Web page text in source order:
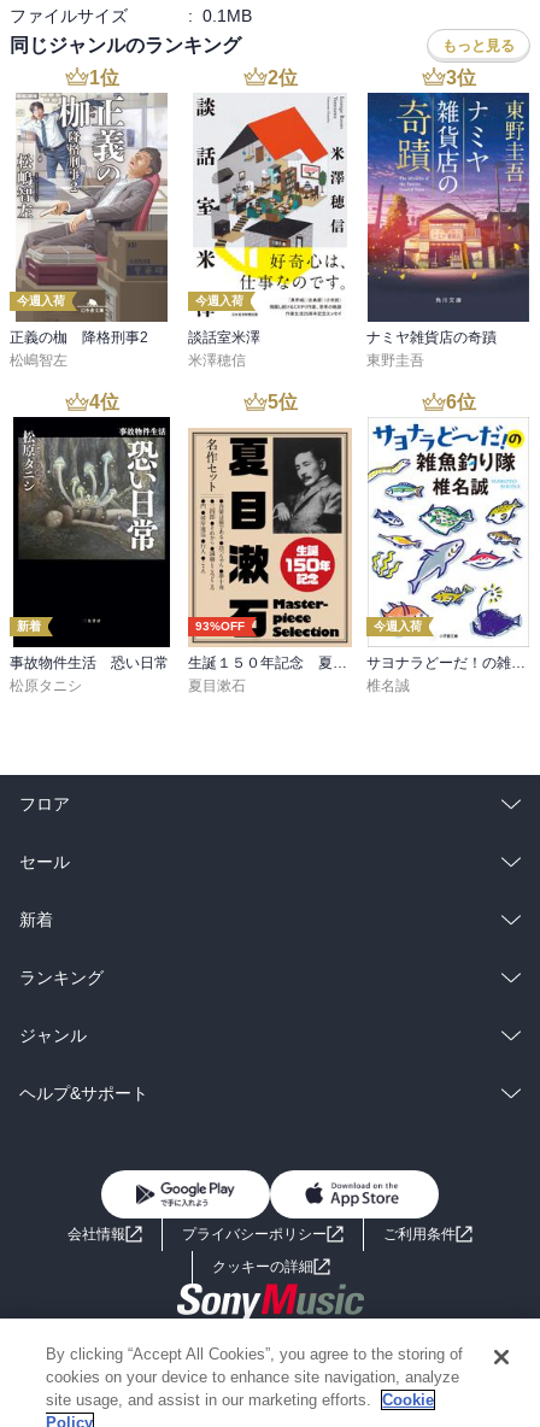
ファイルサイズ
: 0.1MB
同じジャンルのランキング もっと見る
1位
今週入荷
正義の枷 降格刑事2
松嶋智左
2位
今週入荷
談話室米澤
米澤穂信
3位
ナミヤ雑貨店の奇蹟
東野圭吾
4位
新着
事故物件生活 恐い日常
松原タニシ
5位
93%OFF
夏目漱石
6位
今週入荷
椎名誠
フロア
総合
ラノベ
雑誌・グラビア
BL・TL
セール
総合
ラノベ
雑誌・グラビア
BL・TL
新着
総合
ラノベ
雑誌・グラビア
ランキング
総合
ラノベ
ジャンル
コミック
ライトノベル 男子向けラノベ
小説
海外小説
ミステリー SF
ヘルプ&サポート
よくあるご質問 お問い合わせ
会社情報 プライバシーポリシー
ご利用条件
クッキーの詳細
Copyright 2017 - 2026 Sony Music Entertainment(Japan) Inc.
Information on the site is for the Japan domestic market only
powered by
By clicking “Accept All Cookies”, you agree to the storing of
cookies on your device to enhance site navigation, analyze
site usage, and assist in our marketing efforts.
Cookie
Policy